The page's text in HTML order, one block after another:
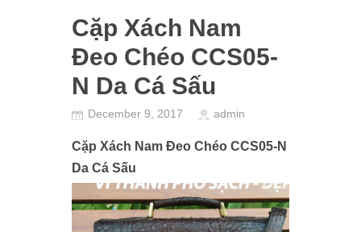
Cặp Xách Nam
Đeo Chéo CCS05-
N Da Cá Sấu
December 9, 2017 admin
Cặp Xách Nam Đeo Chéo CCS05-N
Da Cá Sấu